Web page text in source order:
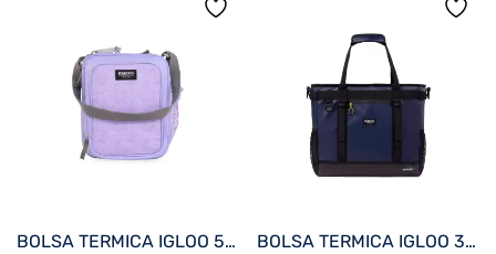
BOLSA TERMICA IGLOO 5 LATAS VERTICAL LUNCH 5 LILA 63136 BOLSA TERMICA IGLOO 30 LATAS TOTE MAXCOLD ASCENT AZUL 60455